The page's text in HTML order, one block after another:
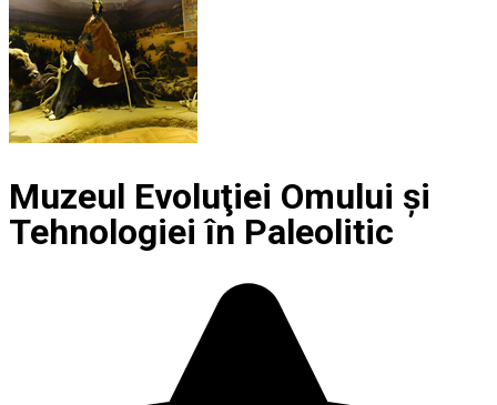
Muzeul Evoluţiei Omului şi
Tehnologiei în Paleolitic